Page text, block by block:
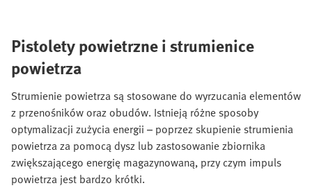
Pistolety powietrzne i strumienice
powietrza
Strumienie powietrza są stosowane do wyrzucania elementów
z przenośników oraz obudów. Istnieją różne sposoby
optymalizacji zużycia energii – poprzez skupienie strumienia
powietrza za pomocą dysz lub zastosowanie zbiornika
zwiększającego energię magazynowaną, przy czym impuls
powietrza jest bardzo krótki.